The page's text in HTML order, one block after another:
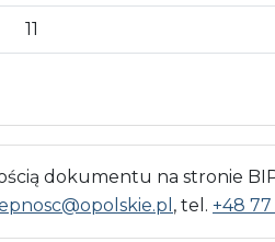
11
dokumentu na stronie
, tel. +48 77